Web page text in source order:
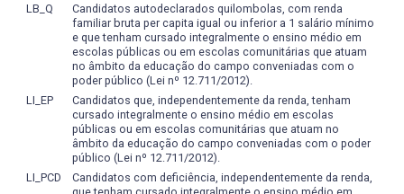
e serviços preventivos e curativos, individuais e coletivos,
exigidos para cada caso em todos os níveis de
complexidade do sistema;
• compreender as relações saúde e sociedade, como
também as relações de exclusão e inclusão social, bem
como participar da formulação e implementação das
políticas sociais, sejam estas setoriais (políticas de saúde,
infância e adolescência, educação, trabalho, promoção
social, etc.) ou intersetoriais;
• reconhecer as intensas modificações nas relações
da saúde baseado na convicção científica, de cidadania e
de ética;
• reconhecer a saúde como direito e condições dignas de
vida e atuar de forma a garantir a integralidade da
assistência, entendida como conjunto articulado e
contínuodas ações e serviços preventivos e curativos,
individuais e coletivos, exigidos para cada caso em todos
os níveis de complexidade do sistema;
• contribuir para a manutenção da saúde, bem estar e
qualidade de vida das pessoas, famílias e comunidade,
LB_Q
Candidatos autodeclarados quilombolas, com renda
familiar bruta per capita igual ou inferior a 1 salário mínimo
e que tenham cursado integralmente o ensino médio em
escolas públicas ou em escolas comunitárias que atuam
no âmbito da educação do campo conveniadas com o
poder público (Lei nº 12.711/2012).
LI_EP
Candidatos que, independentemente da renda, tenham
cursado integralmente o ensino médio em escolas
públicas ou em escolas comunitárias que atuam no
âmbito da educação do campo conveniadas com o poder
público (Lei nº 12.711/2012).
LI_PCD
Candidatos com deficiência, independentemente da renda,